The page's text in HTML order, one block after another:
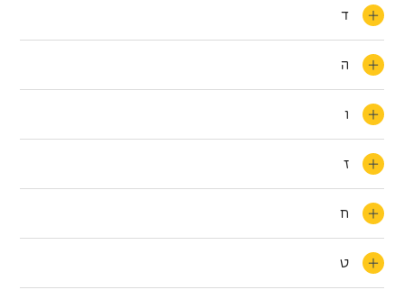
ד
ה
ו
ז
ח
ט